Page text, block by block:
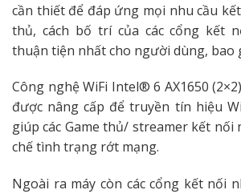
cần thiết để đáp ứng mọi nhu cầu
thủ, cách bố trí của các cổng kết
thuận tiện nhất cho người dùng, bao
Công nghệ WiFi Intel® 6 AX1650
được nâng cấp để truyền tín hiệu
giúp các Game thủ/ streamer kết nối
chế tình trạng rớt mạng.
Ngoài ra máy còn các cổng kết nối